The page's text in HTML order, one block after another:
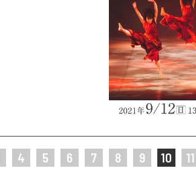
4 5 6 7 8 9 10 11